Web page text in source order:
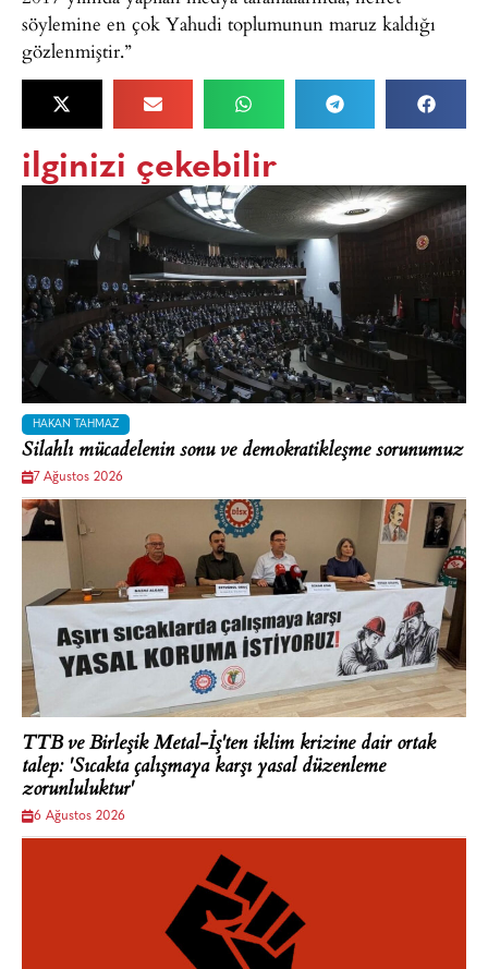
söylemine en çok Yahudi toplumunun maruz kaldığı
gözlenmiştir.”
ilginizi çekebilir
HAKAN TAHMAZ
Silahlı mücadelenin sonu ve demokratikleşme sorunumuz
7 Ağustos 2026
TTB ve Birleşik Metal-İş'ten iklim krizine dair ortak
talep: 'Sıcakta çalışmaya karşı yasal düzenleme
zorunluluktur'
6 Ağustos 2026